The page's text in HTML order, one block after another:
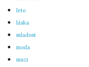
leto
láska
mladost
moda
muzi